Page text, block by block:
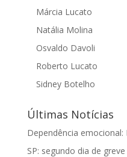
Márcia Lucato
Natália Molina
Osvaldo Davoli
Roberto Lucato
Sidney Botelho
Últimas Notícias
Dependência
SP: segundo dia de